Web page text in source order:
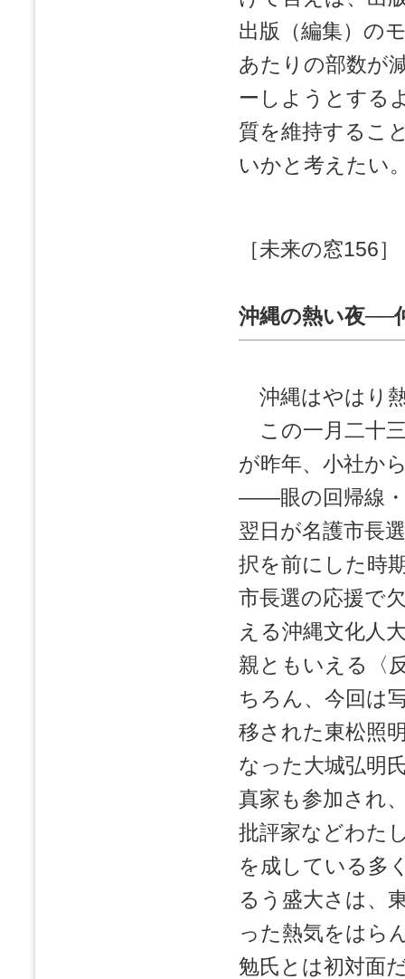
出版（編集）の
あたりの部数が
ーしようとする
質を維持するこ
いかと考えたい
［未来の窓156］
沖縄の熱い夜──
沖縄はやはり
この一月二十
が昨年、小社か
――眼の回帰線・
翌日が名護市長
択を前にした時
市長選の応援で
える沖縄文化人
親ともいえる〈
ちろん、今回は
移された東松照
なった大城弘明
真家も参加され
批評家などわた
を成している多
るう盛大さは、
った熱気をはら
勉氏とは初対面